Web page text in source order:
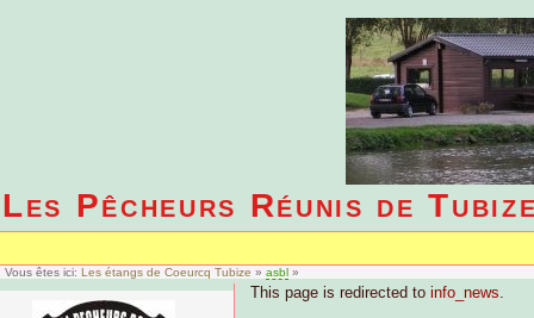
Les Pêcheurs Réunis de
Vous êtes ici: Les étangs de Coeurcq Tubize » asbl »
This page is redirected to info_news